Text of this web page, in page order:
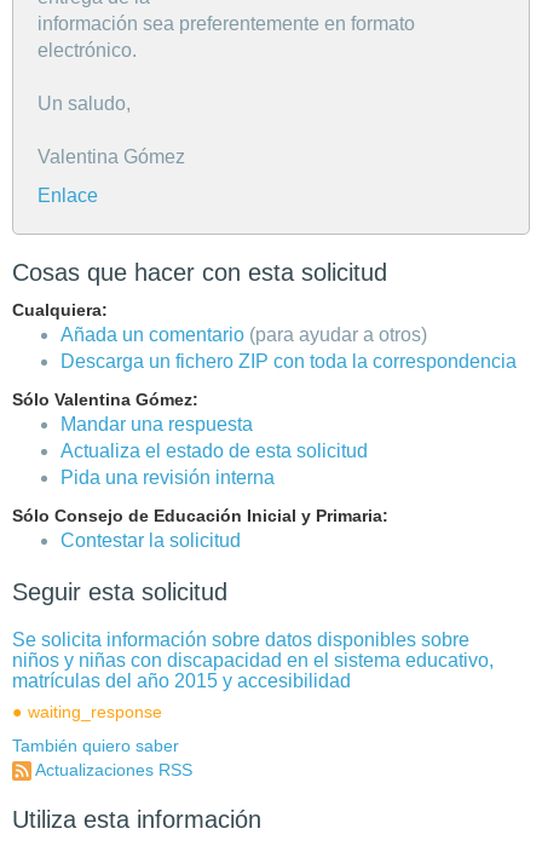
información sea preferentemente en formato
electrónico.
Un saludo,
Valentina Gómez
Enlace
Cosas que hacer con esta solicitud
Cualquiera:
Añada un comentario (para ayudar a otros)
Descarga un fichero ZIP con toda la correspondencia
Sólo Valentina Gómez:
Mandar una respuesta
Actualiza el estado de esta solicitud
Pida una revisión interna
Sólo Consejo de Educación Inicial y Primaria:
Contestar la solicitud
Seguir esta solicitud
Se solicita información sobre datos disponibles sobre
niños y niñas con discapacidad en el sistema educativo,
matrículas del año 2015 y accesibilidad
waiting_response
También quiero saber
Actualizaciones RSS
Utiliza esta información